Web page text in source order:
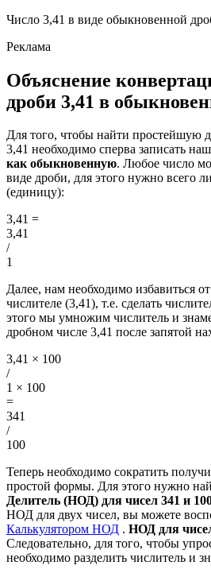
Число 3,41 в виде обыкновенной
Объяснение
дроби 3,41 в
Для того, чтобы найти простейшую
3,41 необходимо сперва записать
как обыкновенную. Любое число
виде дроби, для этого нужно всего
(единицу):
3,41 =
3,41
/
1
Далее, нам необходимо избавиться
числителе (3,41), т.е. сделать
этого мы умножим числитель и
дробном числе 3,41 после запятой
3,41 × 100
/
1 × 100
=
341
/
100
Теперь необходимо сократить
простой формы. Для этого нужно
Делитель (НОД) для чисел 341 и
НОД для двух чисел, вы можете
Калькулятором НОД . НОД для
Следовательно, для того, чтобы
необходимо разделить числитель и